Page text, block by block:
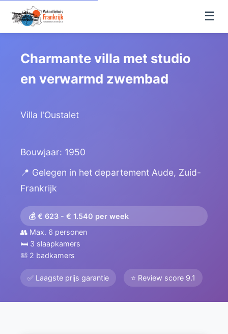
☰
Charmante villa met studio
en verwarmd zwembad
Villa l'Oustalet
Bouwjaar: 1950
📍 Gelegen in het departement Aude, Zuid-
Frankrijk
💰 € 623 - € 1.540 per week
👥 Max. 6 personen
🛏️ 3 slaapkamers
🛀 2 badkamers
✅ Laagste prijs garantie ⭐ Review score 9.1